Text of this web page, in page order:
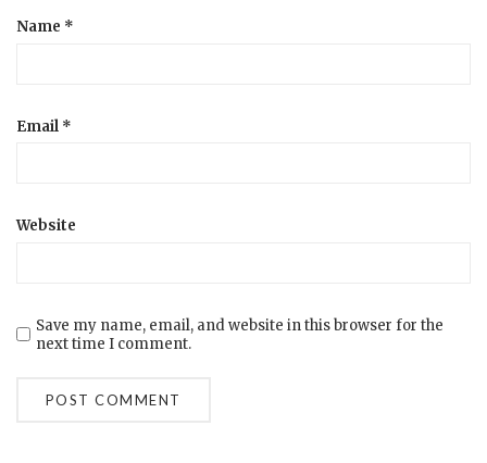
Name *
Email *
Website
Save my name, email, and website in this browser for the
next time I comment.